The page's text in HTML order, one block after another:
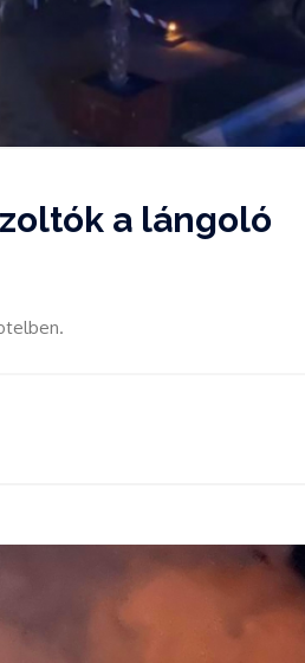
a lángoló